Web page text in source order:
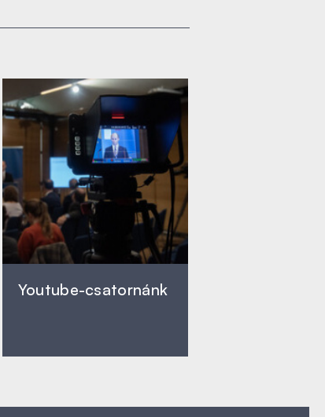
Youtube-csatornánk